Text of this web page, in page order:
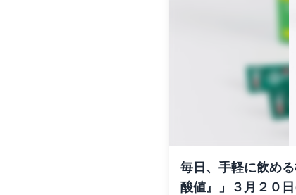
毎日、手軽に飲め
酸値』」３月２０